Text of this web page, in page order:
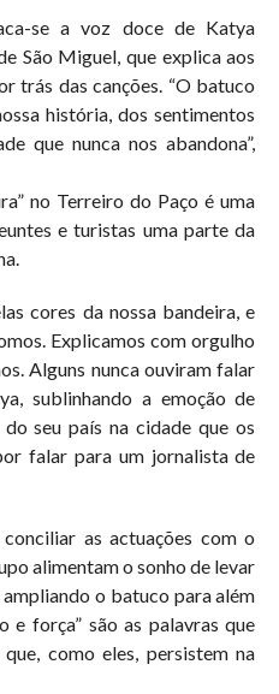
se a voz doce de Katya
São Miguel, que explica aos
trás das canções. “O batuco
história, dos sentimentos
que nunca nos abandona”,
no Terreiro do Paço é uma
e turistas uma parte da
cores da nossa bandeira, e
Explicamos com orgulho
Alguns nunca ouviram falar
sublinhando a emoção de
seu país na cidade que os
falar para um jornalista de
as actuações com o
alimentam o sonho de levar
o batuco para além
e força” são as palavras que
como eles, persistem na